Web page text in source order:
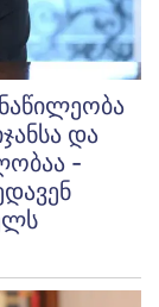
და
-